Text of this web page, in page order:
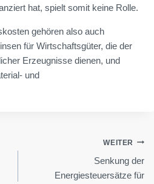
hat, spielt somit keine Rolle.
gehören also auch
für Wirtschaftsgüter, die der
Erzeugnisse dienen, und
und
WEITER
Senkung der
Energiesteuersätze für